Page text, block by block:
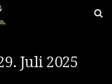
Juli 2025